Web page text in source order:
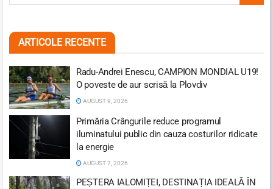
ARTICOLE RECENTE
Radu-Andrei Enescu, CAMPION MONDIAL U19!
O poveste de aur scrisă la Plovdiv
AUGUST 9, 2026
Primăria Crângurile reduce programul
iluminatului public din cauza costurilor ridicate
la energie
AUGUST 7, 2026
PEȘTERA IALOMIȚEI, DESTINAȚIA IDEALĂ ÎN